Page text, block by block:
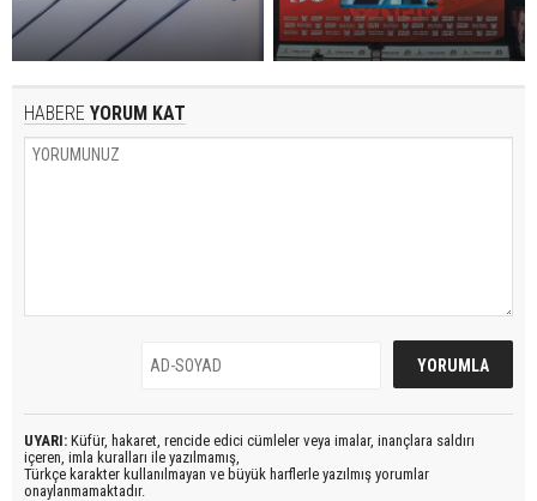
HABERE YORUM KAT
UYARI: Küfür, hakaret, rencide edici cümleler veya imalar, inançlara saldırı
içeren, imla kuralları ile yazılmamış,
Türkçe karakter kullanılmayan ve büyük harflerle yazılmış yorumlar
onaylanmamaktadır.